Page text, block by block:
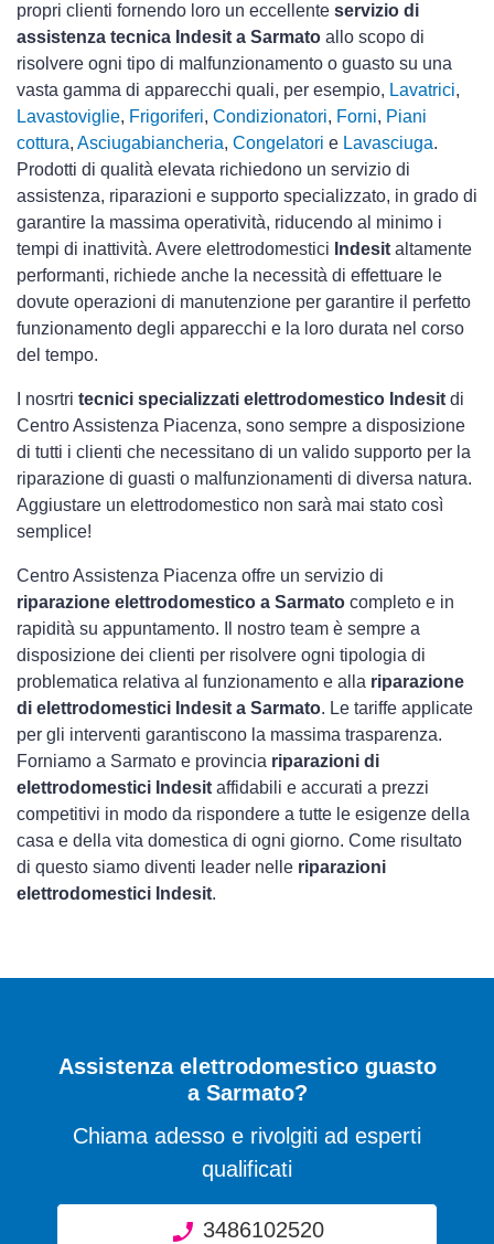
propri clienti fornendo loro un eccellente servizio di
assistenza tecnica Indesit a Sarmato allo scopo di
risolvere ogni tipo di malfunzionamento o guasto su una
vasta gamma di apparecchi quali, per esempio, Lavatrici,
Lavastoviglie, Frigoriferi, Condizionatori, Forni, Piani
cottura, Asciugabiancheria, Congelatori e Lavasciuga.
Prodotti di qualità elevata richiedono un servizio di
assistenza, riparazioni e supporto specializzato, in grado di
garantire la massima operatività, riducendo al minimo i
tempi di inattività. Avere elettrodomestici Indesit altamente
performanti, richiede anche la necessità di effettuare le
dovute operazioni di manutenzione per garantire il perfetto
funzionamento degli apparecchi e la loro durata nel corso
del tempo.
I nosrtri tecnici specializzati elettrodomestico Indesit di
Centro Assistenza Piacenza, sono sempre a disposizione
di tutti i clienti che necessitano di un valido supporto per la
riparazione di guasti o malfunzionamenti di diversa natura.
Aggiustare un elettrodomestico non sarà mai stato così
semplice!
Centro Assistenza Piacenza offre un servizio di
riparazione elettrodomestico a Sarmato completo e in
rapidità su appuntamento. Il nostro team è sempre a
disposizione dei clienti per risolvere ogni tipologia di
problematica relativa al funzionamento e alla riparazione
di elettrodomestici Indesit a Sarmato. Le tariffe applicate
per gli interventi garantiscono la massima trasparenza.
Forniamo a Sarmato e provincia riparazioni di
elettrodomestici Indesit affidabili e accurati a prezzi
competitivi in modo da rispondere a tutte le esigenze della
casa e della vita domestica di ogni giorno. Come risultato
di questo siamo diventi leader nelle riparazioni
elettrodomestici Indesit.
Assistenza elettrodomestico guasto
a Sarmato?
Chiama adesso e rivolgiti ad esperti
qualificati
3486102520